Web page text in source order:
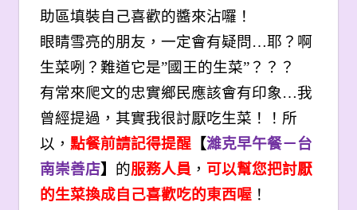
助區填裝自己喜歡的醬來沾囉！
眼睛雪亮的朋友，一定會有疑問…耶？啊
生菜咧？難道它是”國王的生菜”？？？
有常來爬文的忠實鄉民應該會有印象…我
曾經提過，其實我很討厭吃生菜！！所
以， 點餐前請記得提醒【濰克早午餐－台
南崇善店】 的服務人員 ， 可以幫您把討厭
的生菜換成自己喜歡吃的東西喔！